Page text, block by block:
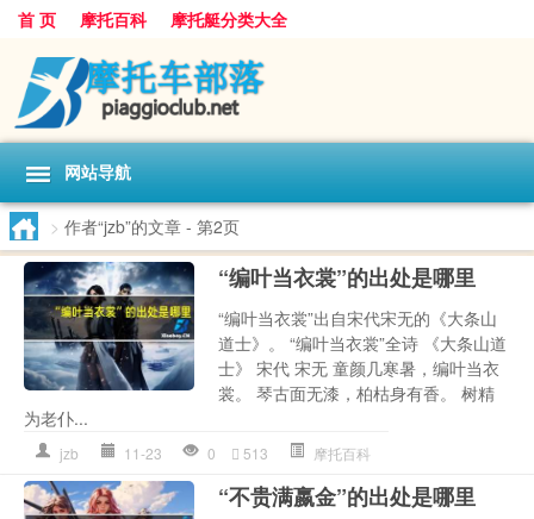
首 页 摩托百科 摩托艇分类大全
网站导航
> 作者“jzb”的文章 - 第2页
“编叶当衣裳”的出处是哪里
“编叶当衣裳”出自宋代宋无的《大条山
道士》。 “编叶当衣裳”全诗 《大条山道
士》 宋代 宋无 童颜几寒暑，编叶当衣
裳。 琴古面无漆，柏枯身有香。 树精
为老仆...
jzb 11-23 0 513 摩托百科
“不贵满嬴金”的出处是哪里